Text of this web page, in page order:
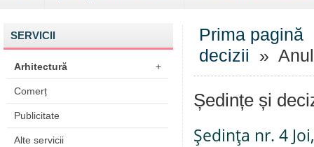
SERVICII
Arhitectură +
Comerț
Publicitate
Alte servicii
Prima pagină
decizii »
Ședințe și
Şedinţa nr. 4